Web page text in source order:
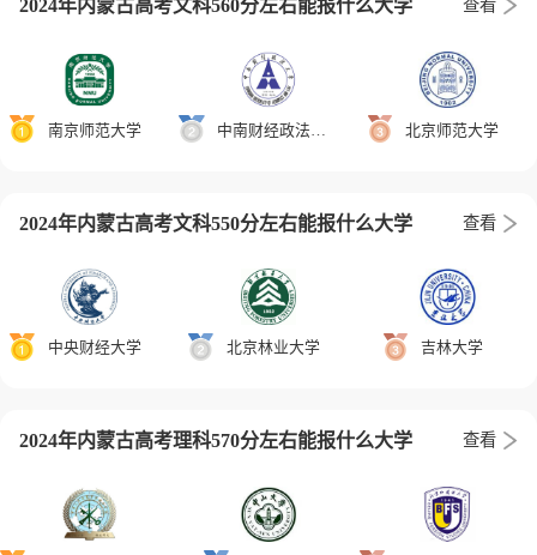
2024年内蒙古高考文科560分左右能报什么大学 查看
南京师范大学 中南财经政法大学 北京师范大学
2024年内蒙古高考文科550分左右能报什么大学 查看
中央财经大学 北京林业大学 吉林大学
2024年内蒙古高考理科570分左右能报什么大学 查看